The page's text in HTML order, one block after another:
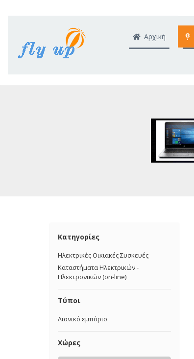
Αρχική
Κατηγορίες
Ηλεκτρικές Οικιακές Συσκευές
Καταστήματα Ηλεκτρικών -
Ηλεκτρονικών (on-line)
Τύποι
Λιανικό εμπόριο
Χώρες